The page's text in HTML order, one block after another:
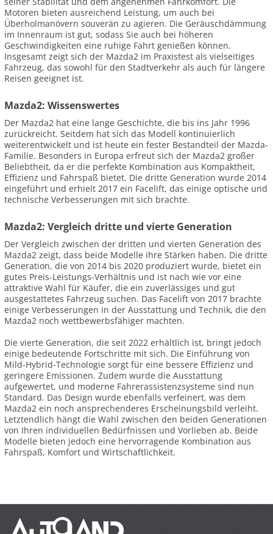
Motoren bieten ausreichend Leistung, um auch bei
Überholmanövern souverän zu agieren. Die Geräuschdämmung
im Innenraum ist gut, sodass Sie auch bei höheren
Geschwindigkeiten eine ruhige Fahrt genießen können.
Insgesamt zeigt sich der Mazda2 im Praxistest als vielseitiges
Fahrzeug, das sowohl für den Stadtverkehr als auch für längere
Reisen geeignet ist.
Mazda2: Wissenswertes
Der Mazda2 hat eine lange Geschichte, die bis ins Jahr 1996
zurückreicht. Seitdem hat sich das Modell kontinuierlich
weiterentwickelt und ist heute ein fester Bestandteil der Mazda-
Familie. Besonders in Europa erfreut sich der Mazda2 großer
Beliebtheit, da er die perfekte Kombination aus Kompaktheit,
Effizienz und Fahrspaß bietet. Die dritte Generation wurde 2014
eingeführt und erhielt 2017 ein Facelift, das einige optische und
technische Verbesserungen mit sich brachte.
Mazda2: Vergleich dritte und vierte Generation
Der Vergleich zwischen der dritten und vierten Generation des
Mazda2 zeigt, dass beide Modelle ihre Stärken haben. Die dritte
Generation, die von 2014 bis 2020 produziert wurde, bietet ein
gutes Preis-Leistungs-Verhältnis und ist nach wie vor eine
attraktive Wahl für Käufer, die ein zuverlässiges und gut
ausgestattetes Fahrzeug suchen. Das Facelift von 2017 brachte
einige Verbesserungen in der Ausstattung und Technik, die den
Mazda2 noch wettbewerbsfähiger machten.
Die vierte Generation, die seit 2022 erhältlich ist, bringt jedoch
einige bedeutende Fortschritte mit sich. Die Einführung von
Mild-Hybrid-Technologie sorgt für eine bessere Effizienz und
geringere Emissionen. Zudem wurde die Ausstattung
aufgewertet, und moderne Fahrerassistenzsysteme sind nun
Standard. Das Design wurde ebenfalls verfeinert, was dem
Mazda2 ein noch ansprechenderes Erscheinungsbild verleiht.
Letztendlich hängt die Wahl zwischen den beiden Generationen
von Ihren individuellen Bedürfnissen und Vorlieben ab. Beide
Modelle bieten jedoch eine hervorragende Kombination aus
Fahrspaß, Komfort und Wirtschaftlichkeit.